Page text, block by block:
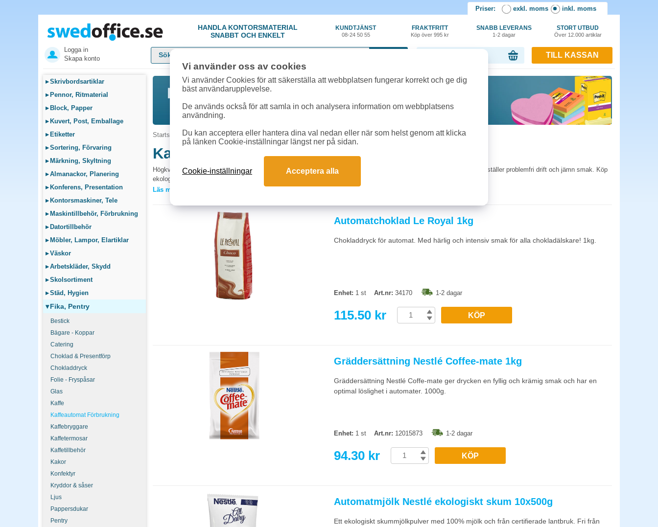
Priser: exkl. moms inkl. moms
HANDLA KONTORSMATERIAL
SNABBT OCH ENKELT
KUNDTJÄNST
08-24 50 55
FRAKTFRITT
Köp över 995 kr
SNABB LEVERANS
1-2 dagar
STORT UTBUD
Över 12.000 artiklar
Logga in
Skapa konto
TILL KASSAN
▸Skrivbordsartiklar
▸ Pennor, Ritmaterial
▸ Block, Papper
▸ Kuvert, Post, Emballage
▸ Etiketter
▸Sortering, Förvaring
▸ Märkning, Skyltning
▸Almanackor, Planering
▸ Konferens, Presentation
▸ Kontorsmaskiner, Tele
▸ Maskintillbehör, Förbrukning
▸ Datortillbehör
▸ Möbler, Lampor, Elartiklar
▸Väskor
▸Arbetskläder, Skydd
▸Skolsortiment
▸Städ, Hygien
▾Fika, Pentry
Bestick
Bägare - Koppar
Catering
Choklad & Presentförp
Chokladdryck
Folie - Fryspåsar
Glas
Kaffe
Kaffeautomat Förbrukning
Kaffebryggare
Kaffetermosar
Kaffetillbehör
Kakor
Konfektyr
Kryddor & såser
Ljus
Pappersdukar
Pentry
Startsida »Fika, Pentry»Kaffeautomat Förbrukning
Kaffeautomat Förbrukning
Högkvalitativa förbrukningsvaror till kaffeautomater ger fyllig smak och perfekt skum. Specialanpassad löslighet säkerställer problemfri drift och jämn smak. Köp
ekologiskt eller i storpack för enkel, kostnadseffektiv påfyllning - beställ idag.
Vilka förbrukningsvaror behöver en kaffeautomat?
Kaffe (bönor eller pulver beroende på maskin), choklad- och tepulver för automater med flera val, mjölkpulver eller färsk mjölk, samt rengöringsmedel anpassat för
automaten. Kontrollera maskinens specifikation, fel pulvertyp kan täppa igen automaten.
Hur ofta ska kaffeautomaten rengöras?
Daglig sköljning av mjölksystem (om sådant finns). Veckovis avkalkning vid normalt vattenkvalitet, oftare i hårt vatten. Komplett service var 6:e-12:e månad, fel
underhåll förkortar maskinens liv markant.
Läs mer »
Automatchoklad Le Royal 1kg
Chokladdryck för automat. Med härlig och intensiv smak för alla chokladälskare! 1kg.
Enhet: 1 st Art.nr: 34170 1-2 dagar
115.50 kr KÖP
Gräddersättning Nestlé Coffee-mate 1kg
Gräddersättning Nestlé Coffe-mate ger drycken en fyllig och krämig smak och har en
optimal löslighet i automater. 1000g.
Enhet: 1 st Art.nr: 12015873 1-2 dagar
94.30 kr KÖP
Automatmjölk Nestlé ekologiskt skum 10x500g
Ett ekologiskt skummjölkpulver med 100% mjölk och från certifierade lantbruk. Fri från
Vi använder oss av cookies
Vi använder Cookies för att säkerställa att webbplatsen fungerar korrekt och ge dig
bäst användarupplevelse.
De används också för att samla in och analysera information om webbplatsens
användning.
Du kan acceptera eller hantera dina val nedan eller när som helst genom att klicka
på länken Cookie-inställningar längst ner på sidan.
Cookie-inställningar Acceptera alla